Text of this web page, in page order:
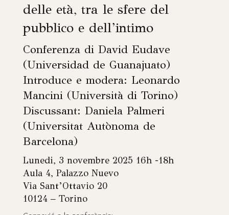
delle età, tra le sfere del
pubblico e dell’intimo
Conferenza di David Eudave
(Universidad de Guanajuato)
Introduce e modera: Leonardo
Mancini (Università di Torino)
Discussant: Daniela Palmeri
(Universitat Autònoma de
Barcelona)
Lunedi, 3 novembre 2025 16h -18h
Aula 4, Palazzo Nuevo
Via Sant’Ottavio 20
10124 – Torino